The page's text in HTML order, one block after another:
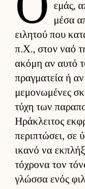
εμάς,
μέσα
ει­λητού που
π.Χ., στον ναό
ακόμη αν αυτό
πραγ­ματεία ή
μεμονωμένες
τύχη των
Ηράκλει­τος
περιπτώσει, σε
ικανό να
τόχρονα τον
γλώσσα ενός